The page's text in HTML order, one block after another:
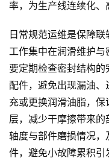
率，为生产线连续化、
日常规范运维是保障
工作集中在润滑维护
要定期检查密封结构
配件，避免出现漏油
充或更换润滑油脂，
层，减少干摩擦带来的
轴度与部件磨损情况
件，避免小故障累积